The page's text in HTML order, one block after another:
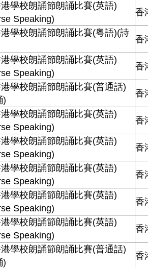
學校朗誦節朗誦比賽(英語)
Speaking)
香
學校朗誦節朗誦比賽(粵語)(詩
香
學校朗誦節朗誦比賽(英語)
Speaking)
香
學校朗誦節朗誦比賽(普通話)
)
香
學校朗誦節朗誦比賽(英語)
Speaking)
香
學校朗誦節朗誦比賽(英語)
Speaking)
香
學校朗誦節朗誦比賽(英語)
Speaking)
香
學校朗誦節朗誦比賽(英語)
Speaking)
香
學校朗誦節朗誦比賽(英語)
Speaking)
香
學校朗誦節朗誦比賽(普通話)
)
香